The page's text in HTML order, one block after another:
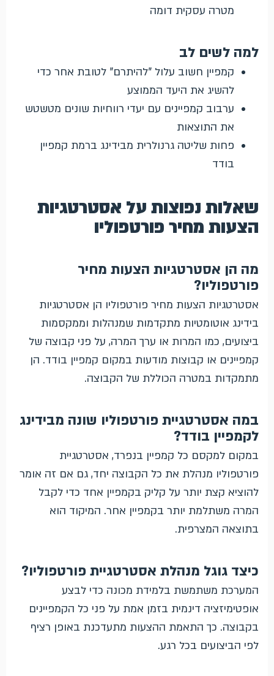
מטרה עסקית דומה
למה לשים לב
קמפיין חשוב עלול "להיתרם" לטובת אחר כדי
להשיג את היעד הממוצע
ערבוב קמפיינים עם יעדי רווחיות שונים מטשטש
את התוצאות
פחות שליטה גרנולרית מבידינג ברמת קמפיין
בודד
שאלות נפוצות על אסטרטגיות
הצעות מחיר פורטפוליו
מה הן אסטרטגיות הצעות מחיר
פורטפוליו?
אסטרטגיות הצעות מחיר פורטפוליו הן אסטרטגיות
בידינג אוטומטיות מתקדמות שמנהלות וממקסמות
ביצועים, כמו המרות או ערך המרה, על פני קבוצה של
קמפיינים או קבוצות מודעות במקום קמפיין בודד. הן
מתמקדות במטרה הכוללת של הקבוצה.
במה אסטרטגיית פורטפוליו שונה מבידינג
לקמפיין בודד?
במקום למקסם כל קמפיין בנפרד, אסטרטגיית
פורטפוליו מנהלת את כל הקבוצה יחד, גם אם זה אומר
להוציא קצת יותר על קליק בקמפיין אחד כדי לקבל
המרה משתלמת יותר בקמפיין אחר. המיקוד הוא
בתוצאה המצרפית.
כיצד גוגל מנהלת אסטרטגיית פורטפוליו?
המערכת משתמשת בלמידת מכונה כדי לבצע
אופטימיזציה דינמית בזמן אמת על פני כל הקמפיינים
בקבוצה. כך התאמת ההצעות מתעדכנת באופן רציף
לפי הביצועים בכל רגע.